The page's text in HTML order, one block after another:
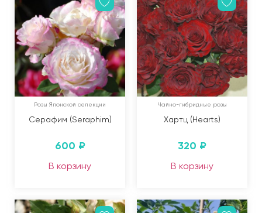
Розы Японской селекции
Серафим (Seraphim)
600 ₽
В корзину
Чайно-гибридные розы
Хартц (Hearts)
320 ₽
В корзину